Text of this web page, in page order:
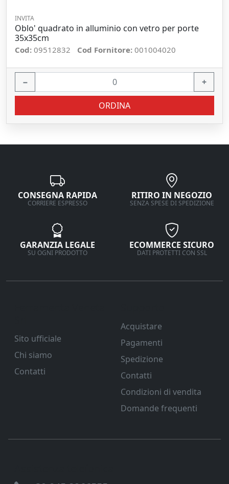
INVITA
Oblo' quadrato in alluminio con vetro per porte
35x35cm
Cod: 09512832 Cod Fornitore: 001004020
− +
ORDINA
CONSEGNA RAPIDA
CORRIERE ESPRESSO
RITIRO IN NEGOZIO
SENZA SPESE DI SPEDIZIONE
GARANZIA LEGALE
SU OGNI PRODOTTO
ECOMMERCE SICURO
DATI PROTETTI CON SSL
Sito ufficiale
Chi siamo
Contatti
Acquistare
Pagamenti
Spedizione
Contatti
Condizioni di vendita
Domande frequenti